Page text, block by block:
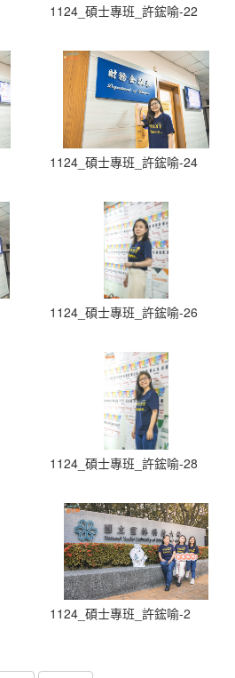
1124_碩士專班_許鋐喻-22
1124_碩士專班_許鋐喻-24
1124_碩士專班_許鋐喻-26
1124_碩士專班_許鋐喻-28
1124_碩士專班_許鋐喻-2